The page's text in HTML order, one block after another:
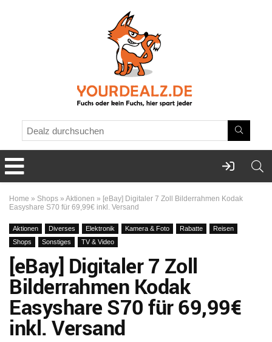
Home » Shops » Aktionen » [eBay] Digitaler 7 Zoll Bilderrahmen Kodak
Easyshare S70 für 69,99€ inkl. Versand
Aktionen Diverses Elektronik Kamera & Foto Rabatte
Reisen
Shops
Sonstiges TV & Video
[eBay] Digitaler 7 Zoll
Bilderrahmen Kodak
Easyshare S70 für 69,99€
inkl. Versand